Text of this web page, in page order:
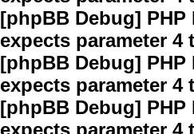
[phpBB Debug] PHP
expects parameter
[phpBB Debug] PHP
expects parameter
[phpBB Debug] PHP
expects parameter